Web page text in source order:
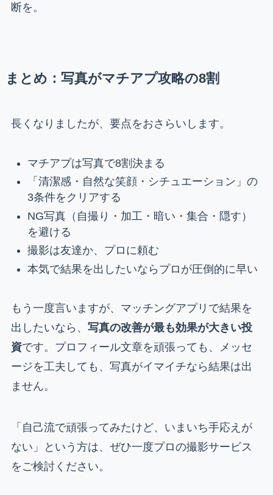
断を。
まとめ：写真がマチアプ攻略の8割
長くなりましたが、要点をおさらいします。
マチアプは写真で8割決まる
「清潔感・自然な笑顔・シチュエーション」の
3条件をクリアする
NG写真（自撮り・加工・暗い・集合・隠す）
を避ける
撮影は友達か、プロに頼む
本気で結果を出したいならプロが圧倒的に早い
もう一度言いますが、マッチングアプリで結果を
出したいなら、 写真の改善が最も効果が大きい投
資です。プロフィール文章を頑張っても、メッセ
ージを工夫しても、写真がイマイチなら結果は出
ません。
「自己流で頑張ってみたけど、いまいち手応えが
ない」という方は、ぜひ一度プロの撮影サービス
をご検討ください。